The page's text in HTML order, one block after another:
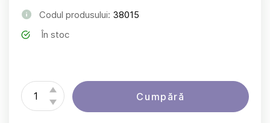
Codul produsului: 38015
În stoc
Cumpără